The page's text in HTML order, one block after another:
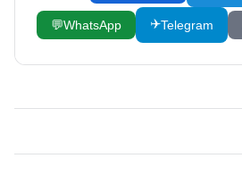
💬WhatsApp ✈️Telegram